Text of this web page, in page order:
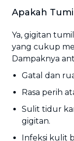
Apakah
Ya, gigitan
yang cukup
Dampaknya
Gatal dan
Rasa perih
Sulit tidur
gigitan.
Infeksi kulit